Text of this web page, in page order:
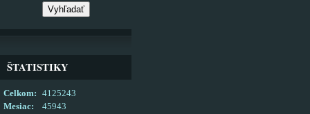
ŠTATISTIKY
Celkom:
4125243
Mesiac:
45943